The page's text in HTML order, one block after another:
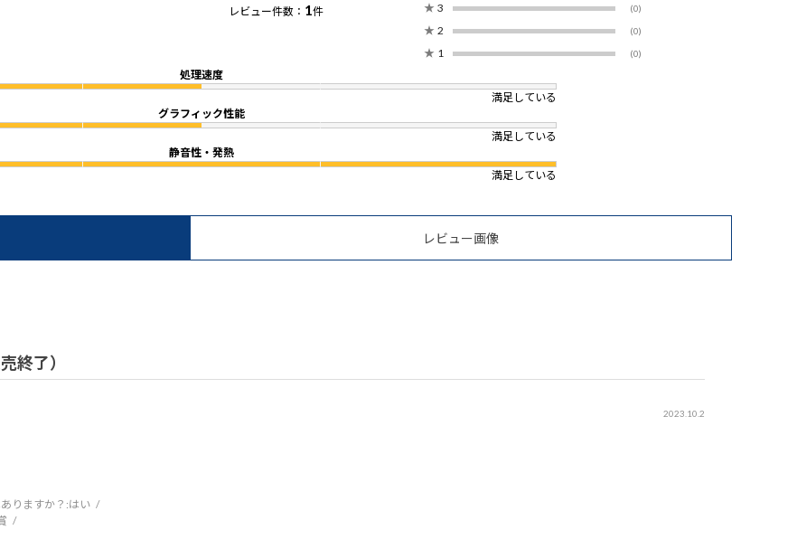
レビュー件数： 1件 ★ 3 (0)
★ 2 (0)
★ 1 (0)
処理速度
満足している
グラフィック性能
満足している
静音性・発熱
満足している
レビュー画像
終了）
2023.10.2
りますか？:はい